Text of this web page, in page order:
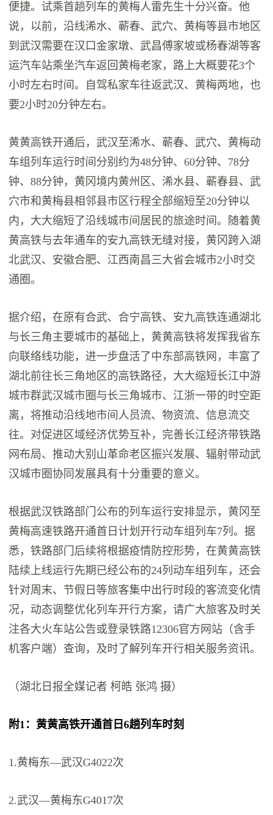
便捷。试乘首趟列车的黄梅人雷先生十分兴奋。他
说，以前，沿线浠水、蕲春、武穴、黄梅等县市地区
到武汉需要在汉口金家墩、武昌傅家坡或杨春湖等客
运汽车站乘坐汽车返回黄梅老家，路上大概要花3个
小时左右时间。自驾私家车往返武汉、黄梅两地，也
要2小时20分钟左右。
黄黄高铁开通后，武汉至浠水、蕲春、武穴、黄梅动
车组列车运行时间分别约为48分钟、60分钟、78分
钟、88分钟，黄冈境内黄州区、浠水县、蕲春县、武
穴市和黄梅县相邻县市区行程全部缩短至20分钟以
内，大大缩短了沿线城市间居民的旅途时间。随着黄
黄高铁与去年通车的安九高铁无缝对接，黄冈跨入湖
北武汉、安徽合肥、江西南昌三大省会城市2小时交
通圈。
据介绍，在原有合武、合宁高铁、安九高铁连通湖北
与长三角主要城市的基础上，黄黄高铁将发挥我省东
向联络线功能，进一步盘活了中东部高铁网，丰富了
湖北前往长三角地区的高铁路径，大大缩短长江中游
城市群武汉城市圈与长三角城市、江浙一带的时空距
离，将推动沿线地市间人员流、物资流、信息流交
往。对促进区域经济优势互补，完善长江经济带铁路
网布局、推动大别山革命老区振兴发展、辐射带动武
汉城市圈协同发展具有十分重要的意义。
根据武汉铁路部门公布的列车运行安排显示，黄冈至
黄梅高速铁路开通首日计划开行动车组列车7列。据
悉，铁路部门后续将根据疫情防控形势，在黄黄高铁
陆续上线运行先期已经公布的24列动车组列车，还会
针对周末、节假日等旅客集中出行时段的客流变化情
况，动态调整优化列车开行方案，请广大旅客及时关
注各大火车站公告或登录铁路12306官方网站（含手
机客户端）查询，及时了解列车开行相关服务资讯。
（湖北日报全媒记者 柯皓 张鸿 摄）
附1：黄黄高铁开通首日6趟列车时刻
1.黄梅东—武汉G4022次
2.武汉—黄梅东G4017次